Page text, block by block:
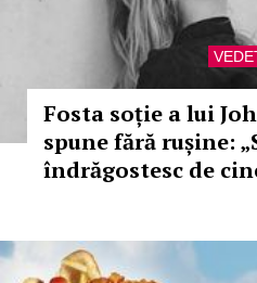
Fosta soție a lui
spune fără rușine:
îndrăgostesc de